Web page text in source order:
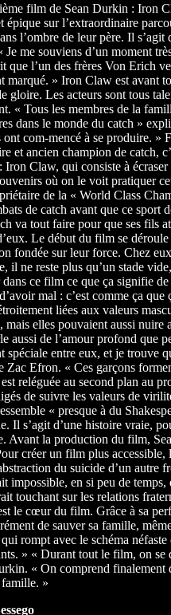
film de Sean Durkin : Iron
épique sur l’extraordinaire
l’ombre de leur père. Il
Je me souviens d’un moment
que l’un des frères Von Erich
marqué. » Iron Claw est avant
gloire. Les acteurs sont tous
« Tous les membres de la
dans le monde du catch »
ont com-mencé à se produire.
et ancien champion de catch,
Claw, qui consiste à écraser
où on le voit pratiquer
de la « World Class
de catch avant que ce sport
va tout faire pour que ses fils
Le début du film se
fondée sur leur force. Chez
il ne reste plus qu’un stade
ce film ce que ça signifie
mal : c’est comme ça
liées aux valeurs
mais elles pouvaient aussi
aussi de l’amour profond que
spéciale entre eux, et je trouve
Zac Efron. « Ces garçons
reléguée au second plan au
de suivre les valeurs de
« presque à du
Il s’agit d’une histoire vraie,
Avant la production du film,
créer un film plus accessible,
du suicide d’un autre
impossible, en si peu de
touchant sur les relations
le cœur du film. Grâce à sa
de sauver sa famille,
rompt avec le schéma
» « Durant tout le film, on
« On comprend finalement
famille. »